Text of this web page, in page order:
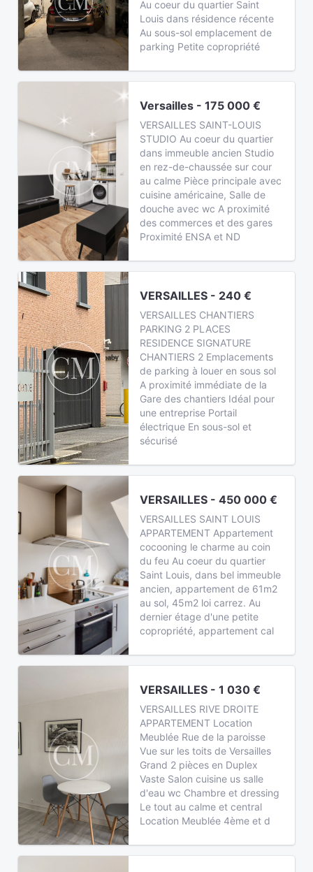
Au coeur du quartier Saint
Louis dans résidence récente
Au sous-sol emplacement de
parking Petite copropriété
Versailles - 175 000 €
VERSAILLES SAINT-LOUIS
STUDIO Au coeur du quartier
dans immeuble ancien Studio
en rez-de-chaussée sur cour
au calme Pièce principale avec
cuisine américaine, Salle de
douche avec wc A proximité
des commerces et des gares
Proximité ENSA et ND
VERSAILLES - 240 €
VERSAILLES CHANTIERS
PARKING 2 PLACES
RESIDENCE SIGNATURE
CHANTIERS 2 Emplacements
de parking à louer en sous sol
A proximité immédiate de la
Gare des chantiers Idéal pour
une entreprise Portail
électrique En sous-sol et
sécurisé
VERSAILLES - 450 000 €
VERSAILLES SAINT LOUIS
APPARTEMENT Appartement
cocooning le charme au coin
du feu Au coeur du quartier
Saint Louis, dans bel immeuble
ancien, appartement de 61m2
au sol, 45m2 loi carrez. Au
dernier étage d'une petite
copropriété, appartement cal
VERSAILLES - 1 030 €
VERSAILLES RIVE DROITE
APPARTEMENT Location
Meublée Rue de la paroisse
Vue sur les toits de Versailles
Grand 2 pièces en Duplex
Vaste Salon cuisine us salle
d'eau wc Chambre et dressing
Le tout au calme et central
Location Meublée 4ème et d